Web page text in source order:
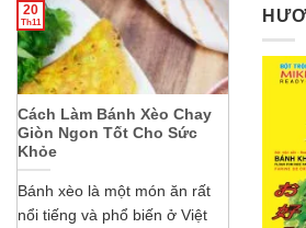
Cách Làm Bánh Xèo Chay
Giòn Ngon Tốt Cho Sức
Khỏe
Bánh xèo là một món ăn rất
nổi tiếng và phổ biến ở Việt
20
Th11